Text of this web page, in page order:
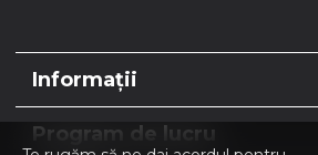
Informații
Program de lucru